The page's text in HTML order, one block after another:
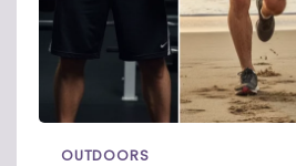
OUTDOORS